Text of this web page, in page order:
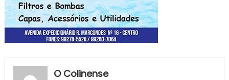
O Colinense